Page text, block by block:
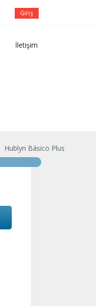
Giriş
İletişim
Hublyn Básico Plus